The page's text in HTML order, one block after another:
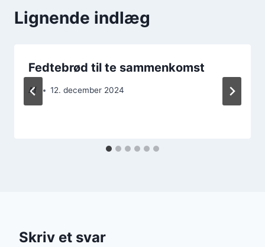
Lignende indlæg
Fedtebrød til te sammenkomst
Af 12. december 2024
Skriv et svar